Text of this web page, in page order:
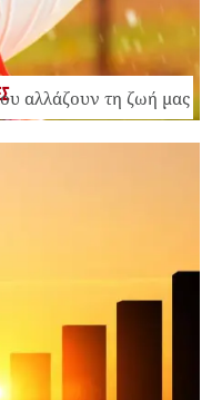
αλλάζουν τη ζωή μας